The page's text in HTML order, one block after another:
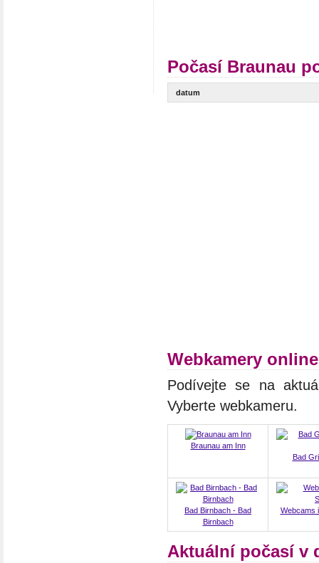
Počasí Braunau
datum
Webkamery
Podívejte se na
Vyberte webkameru.
Braunau am Inn
Bad
Bad Birnbach - Bad
Birnbach
Webcams
Aktuální počasí v